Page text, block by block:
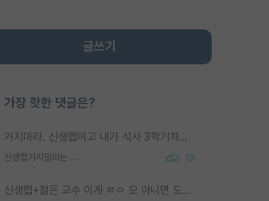
글쓰기
가장 핫한 댓글은?
가지마라. 신생랩이고 내가 석사 3학기차인데 최고참인데 나도 아무것도 모르는데 교수가 후배들 왜 논문 교육 안시키냐. 논문 왜 안 써오냐 닦달한다
신생랩가지말라는 이유가 있었구나 19
신생랩+젊은 교수 이게 ㄹㅇ 모 아니면 도인듯.